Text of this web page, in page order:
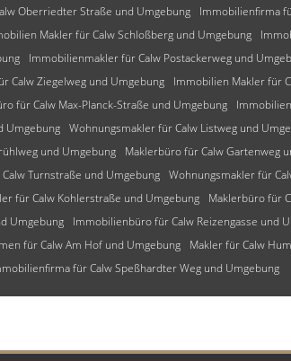
Oberriedter Straße und Umgebung Immobilienfirma
Makler für Calw Schloßberg und Umgebung
Immobilienmakler für Calw Postackerweg und
Calw Ziegelweg und Umgebung Immobilien Makler für
für Calw Max-Planck-Straße und Umgebung
Umgebung Wohnungsmakler für Calw Listweg und
und Umgebung Maklerbüro für Calw Gartenweg
Turnstraße und Umgebung Wohnungsmakler für
für Calw Kohlerstraße und Umgebung Maklerbüro für
Umgebung Immobilienbüro für Calw Reizengasse und
für Calw Am Hof und Umgebung Makler für Calw
für Calw Speßhardter Weg und Umgebung